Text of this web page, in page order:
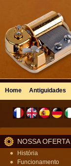
Home Antiguidades
NOSSA OFERTA
História
Funcionamento